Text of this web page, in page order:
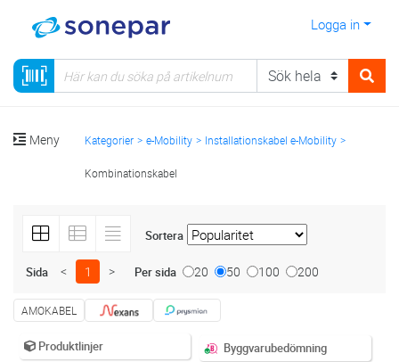
Logga in
Meny Kategorier e-Mobility Installationskabel e-Mobility
Kombinationskabel
Sortera
Sida < 1 > Per sida 20 50 100 200
AMOKABEL
Produktlinjer
Byggvarubedömning